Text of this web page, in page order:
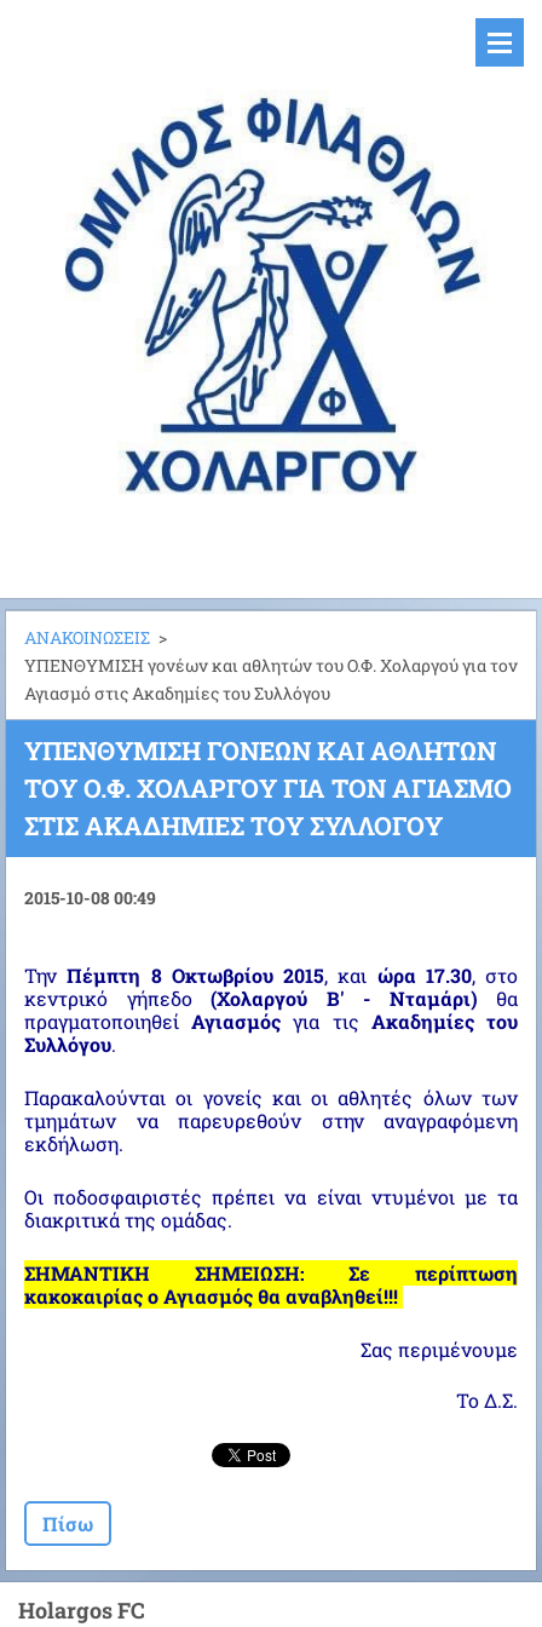
ΑΝΑΚΟΙΝΩΣΕΙΣ >
ΥΠΕΝΘΥΜΙΣΗ γονέων και αθλητών του Ο.Φ. Χολαργού για τον
Αγιασμό στις Ακαδημίες του Συλλόγου
ΥΠΕΝΘΥΜΙΣΗ ΓΟΝΈΩΝ ΚΑΙ ΑΘΛΗΤΏΝ
ΤΟΥ Ο.Φ. ΧΟΛΑΡΓΟΎ ΓΙΑ ΤΟΝ ΑΓΙΑΣΜΌ
ΣΤΙΣ ΑΚΑΔΗΜΊΕΣ ΤΟΥ ΣΥΛΛΌΓΟΥ
2015-10-08 00:49
ΤηνΠέμπτη 8 Οκτωβρίου 2015, και ώρα 17.30, στο
κεντρικό γήπεδο (Χολαργού Β' - Νταμάρι) θα
πραγματοποιηθείΑγιασμός για τις Ακαδημίες του
Συλλόγου.
Παρακαλούνται οι γονείς και οι αθλητές όλων των
τμημάτων να παρευρεθούν στην αναγραφόμενη
εκδήλωση.
Οι ποδοσφαιριστές πρέπει να είναι ντυμένοι με τα
διακριτικά της ομάδας.
ΣΗΜΑΝΤΙΚΗ ΣΗΜΕΙΩΣΗ: Σε περίπτωση
κακοκαιρίας ο Αγιασμός θα αναβληθεί!!!
Σας περιμένουμε
Το Δ.Σ.
Πίσω
Holargos FC